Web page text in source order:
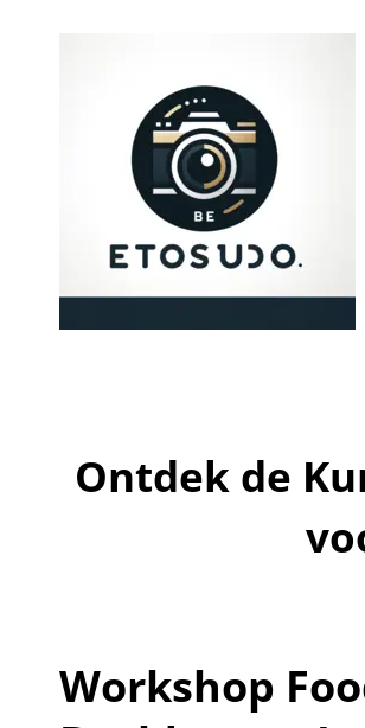
Ontdek de
Workshop